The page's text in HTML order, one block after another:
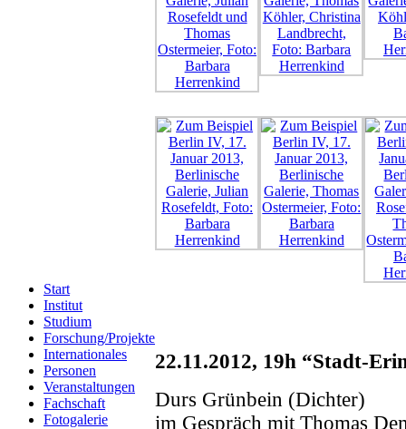
Start
Institut
Studium
Forschung/Projekte
Internationales
Personen
Veranstaltungen
Fachschaft
Fotogalerie
22.11.2012, 19h “Stadt-
Durs Grünbein (Dichter)
im Gespräch mit Thomas